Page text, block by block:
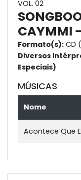
CAYMMI
Formato(s): CD
Diversos
Especiais)
MÚSICAS
Nome
Acontece Que